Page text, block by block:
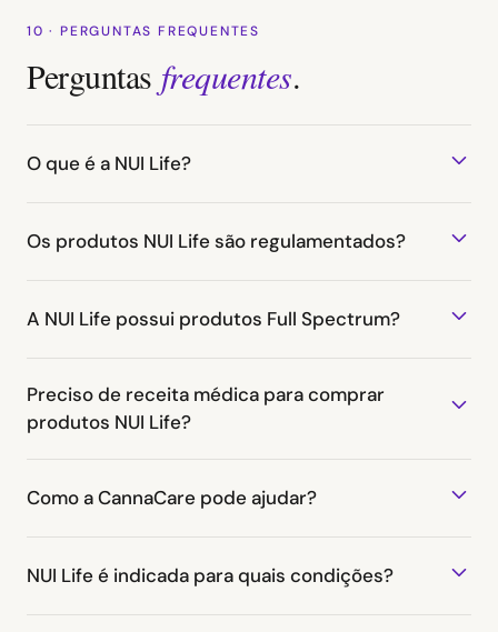
10 · PERGUNTAS FREQUENTES
Perguntas frequentes.
O que é a NUI Life?
Os produtos NUI Life são regulamentados?
A NUI Life possui produtos Full Spectrum?
Preciso de receita médica para comprar
produtos NUI Life?
Como a CannaCare pode ajudar?
NUI Life é indicada para quais condições?